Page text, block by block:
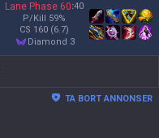
Lane Phase 60:40
P/Kill 59%
CS 160 (6.7)
diamond 3
TA BORT ANNONSER